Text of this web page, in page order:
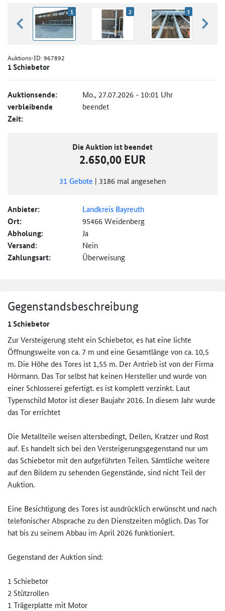
zurück blättern
1 2 3
Auktions-ID:967892
1 Schiebetor
Auktionsende: Mo., 27.07.2026 - 10:01 Uhr
verbleibende
Zeit:
beendet
Die Auktion ist beendet
2.650,00 EUR
31 Gebote | 3186 mal angesehen
Anbieter: Landkreis Bayreuth
Ort: 95466 Weidenberg
Abholung: Ja
Versand: Nein
Zahlungsart: Überweisung
Gegenstandsbeschreibung
1 Schiebetor
Zur Versteigerung steht ein Schiebetor, es hat eine lichte
Öffnungsweite von ca. 7 m und eine Gesamtlänge von ca. 10,5
m. Die Höhe des Tores ist 1,55 m. Der Antrieb ist von der Firma
Hörmann. Das Tor selbst hat keinen Hersteller und wurde von
einer Schlosserei gefertigt. es ist komplett verzinkt. Laut
Typenschild Motor ist dieser Baujahr 2016. In diesem Jahr wurde
das Tor errichtet
Die Metallteile weisen altersbedingt, Dellen, Kratzer und Rost
auf. Es handelt sich bei den Versteigerungsgegenstand nur um
das Schiebetor mit den aufgeführten Teilen. Sämtliche weitere
auf den Bildern zu sehenden Gegenstände, sind nicht Teil der
Auktion.
Eine Besichtigung des Tores ist ausdrücklich erwünscht und nach
telefonischer Absprache zu den Dienstzeiten möglich. Das Tor
hat bis zu seinem Abbau im April 2026 funktioniert.
Gegenstand der Auktion sind:
1 Schiebetor
2 Stützrollen
1 Trägerplatte mit Motor